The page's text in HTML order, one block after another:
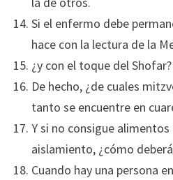
Si el enfermo debe
hace con la lectura de la
¿y con el toque del Shofar?
De hecho, ¿de cuales
tanto se encuentre en
Y si no consigue
aislamiento, ¿cómo
Cuando hay una persona